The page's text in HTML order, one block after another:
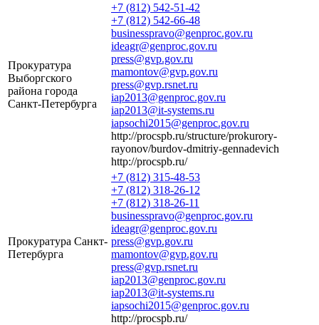
Прокуратура
Выборгского
района города
Санкт-Петербурга
+7 (812) 542-51-42
+7 (812) 542-66-48
businesspravo@genproc.gov.ru
ideagr@genproc.gov.ru
press@gvp.gov.ru
mamontov@gvp.gov.ru
press@gvp.rsnet.ru
iap2013@genproc.gov.ru
iap2013@it-systems.ru
iapsochi2015@genproc.gov.ru
http://procspb.ru/structure/prokurory-
rayonov/burdov-dmitriy-gennadevich
http://procspb.ru/
Прокуратура Санкт-
Петербурга
+7 (812) 315-48-53
+7 (812) 318-26-12
+7 (812) 318-26-11
businesspravo@genproc.gov.ru
ideagr@genproc.gov.ru
press@gvp.gov.ru
mamontov@gvp.gov.ru
press@gvp.rsnet.ru
iap2013@genproc.gov.ru
iap2013@it-systems.ru
iapsochi2015@genproc.gov.ru
http://procspb.ru/